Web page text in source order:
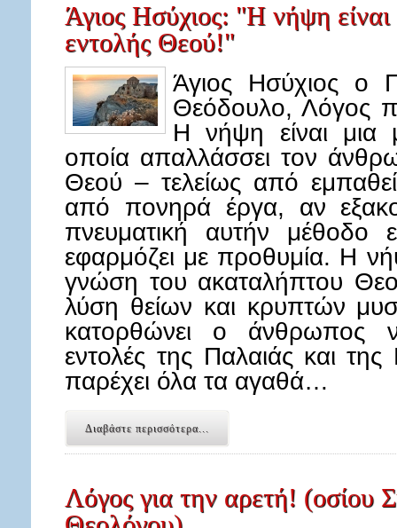
Άγιος Ησύχιος: "Η νήψη
εντολής Θεού!"
Άγιος Ησύχιος ο
Θεόδουλο, Λόγος
Η νήψη είναι μια
οποία απαλλάσσει τον
Θεού – τελείως από
από πονηρά έργα, αν
πνευματική αυτήν μέθοδο
εφαρμόζει με προθυμία. Η
γνώση του ακαταλήπτου
λύση θείων και κρυπτών
κατορθώνει ο άνθρωπος
εντολές της Παλαιάς και
παρέχει όλα τα αγαθά…
Διαβάστε περισσότερα...
Λόγος για την αρετή! (οσίου